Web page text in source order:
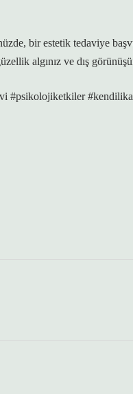
bir estetik tedaviye
algınız ve dış
#psikolojiketkiler